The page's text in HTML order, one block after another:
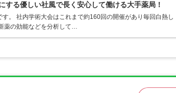
る優しい社風で長く安心して働ける大手薬局！
。 社内学術大会はこれまで約160回の開催があり毎回白熱し
薬の効能などを分析して…